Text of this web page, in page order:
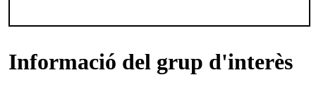
Informació del grup d'interès